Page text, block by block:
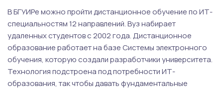
В БГУИРе можно пройти дистанционное обучение по ИТ-
специальностям 12 направлений. Вуз набирает
удаленных студентов с 2002 года. Дистанционное
образование работает на базе Системы электронного
обучения, которую создали разработчики университета.
Технология подстроена под потребности ИТ-
образования, так чтобы давать фундаментальные